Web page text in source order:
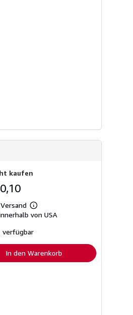
kaufen
Weitere
Informationen
Versandkosten
von USA
verfügbar
In den Warenkorb